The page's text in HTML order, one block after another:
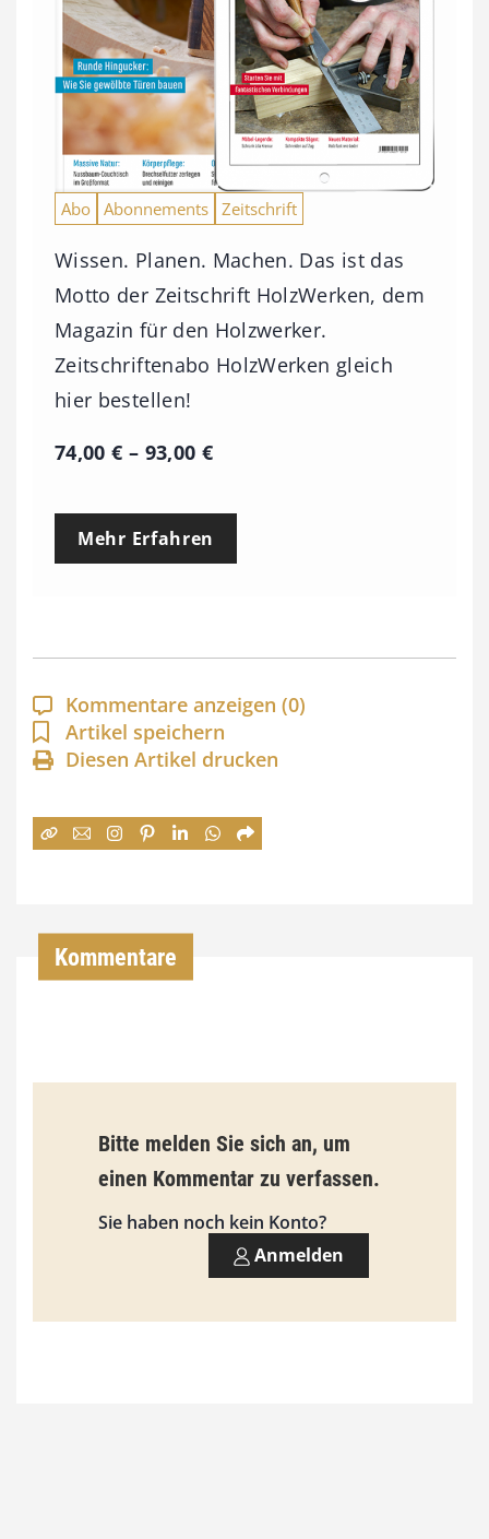
Abo Abonnements Zeitschrift
Wissen. Planen. Machen. Das ist das
Motto der Zeitschrift HolzWerken, dem
Magazin für den Holzwerker.
Zeitschriftenabo HolzWerken gleich
hier bestellen!
74,00€ – 93,00 €P
e
p
a
n
n
:
€
i
s
9
0
Mehr Erfahren
Kommentare anzeigen (0)
Artikel speichern
Diesen Artikel drucken
Kommentare
Bitte melden Sie sich an, um
einen Kommentar zu verfassen.
Sie haben noch kein Konto?
Anmelden